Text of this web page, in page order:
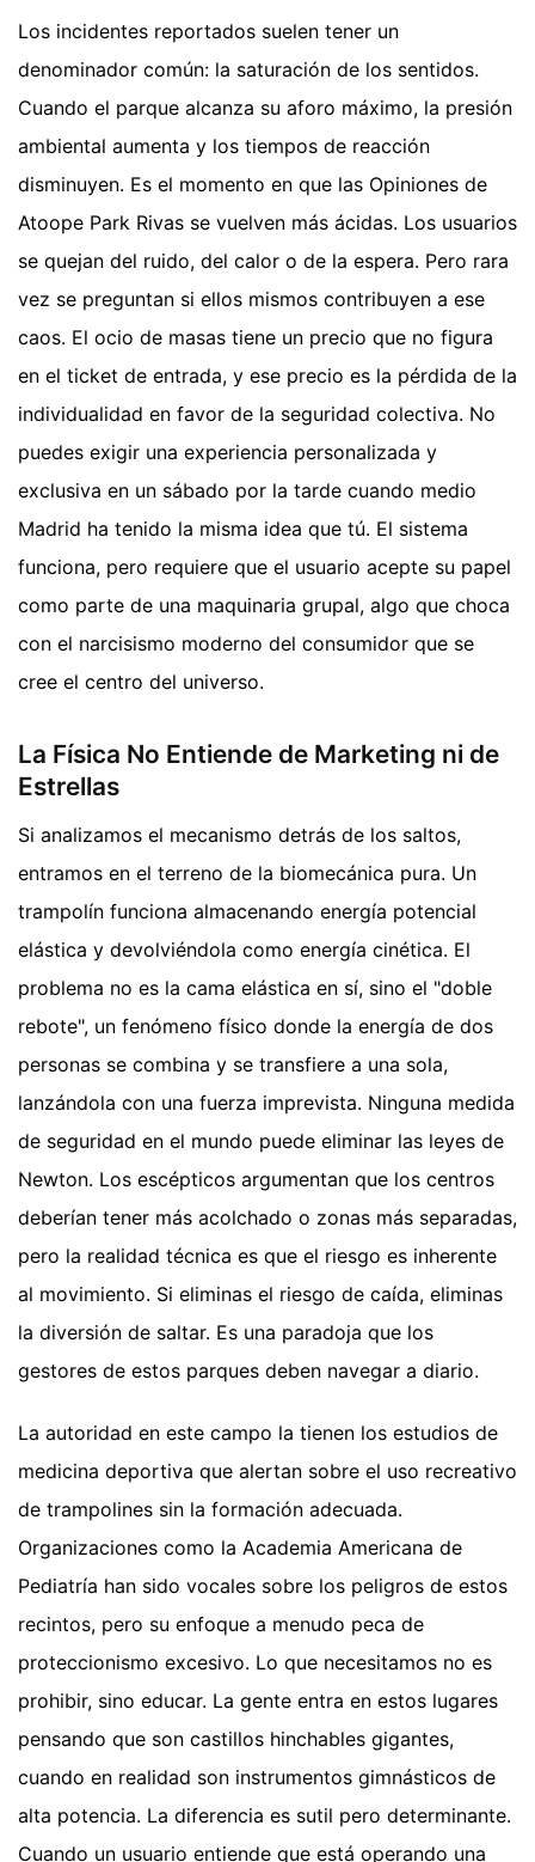
Los incidentes reportados suelen tener un
denominador común: la saturación de los sentidos.
Cuando el parque alcanza su aforo máximo, la presión
ambiental aumenta y los tiempos de reacción
disminuyen. Es el momento en que las Opiniones de
Atoope Park Rivas se vuelven más ácidas. Los usuarios
se quejan del ruido, del calor o de la espera. Pero rara
vez se preguntan si ellos mismos contribuyen a ese
caos. El ocio de masas tiene un precio que no figura
en el ticket de entrada, y ese precio es la pérdida de la
individualidad en favor de la seguridad colectiva. No
puedes exigir una experiencia personalizada y
exclusiva en un sábado por la tarde cuando medio
Madrid ha tenido la misma idea que tú. El sistema
funciona, pero requiere que el usuario acepte su papel
como parte de una maquinaria grupal, algo que choca
con el narcisismo moderno del consumidor que se
cree el centro del universo.
La Física No Entiende de Marketing ni de
Estrellas
Si analizamos el mecanismo detrás de los saltos,
entramos en el terreno de la biomecánica pura. Un
trampolín funciona almacenando energía potencial
elástica y devolviéndola como energía cinética. El
problema no es la cama elástica en sí, sino el "doble
rebote", un fenómeno físico donde la energía de dos
personas se combina y se transfiere a una sola,
lanzándola con una fuerza imprevista. Ninguna medida
de seguridad en el mundo puede eliminar las leyes de
Newton. Los escépticos argumentan que los centros
deberían tener más acolchado o zonas más separadas,
pero la realidad técnica es que el riesgo es inherente
al movimiento. Si eliminas el riesgo de caída, eliminas
la diversión de saltar. Es una paradoja que los
gestores de estos parques deben navegar a diario.
La autoridad en este campo la tienen los estudios de
medicina deportiva que alertan sobre el uso recreativo
de trampolines sin la formación adecuada.
Organizaciones como la Academia Americana de
Pediatría han sido vocales sobre los peligros de estos
recintos, pero su enfoque a menudo peca de
proteccionismo excesivo. Lo que necesitamos no es
prohibir, sino educar. La gente entra en estos lugares
pensando que son castillos hinchables gigantes,
cuando en realidad son instrumentos gimnásticos de
alta potencia. La diferencia es sutil pero determinante.
Cuando un usuario entiende que está operando una